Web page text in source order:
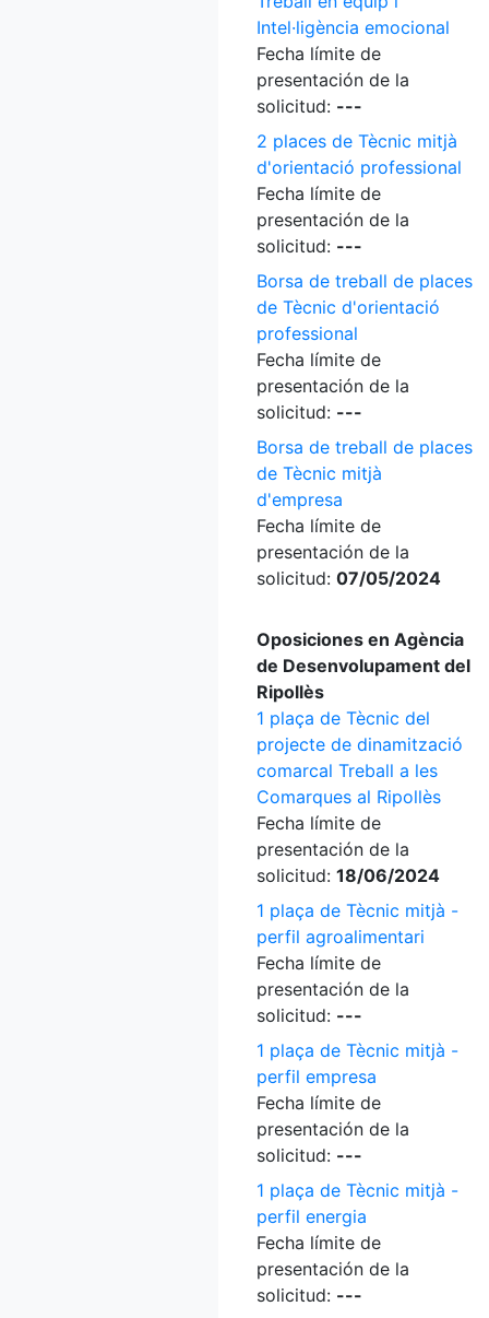
Intel·ligència emocional
Fecha límite de
presentación de la
solicitud: ---
2 places de Tècnic mitjà
d'orientació professional
Fecha límite de
presentación de la
solicitud: ---
Borsa de treball de places
de Tècnic d'orientació
professional
Fecha límite de
presentación de la
solicitud: ---
Borsa de treball de places
de Tècnic mitjà
d'empresa
Fecha límite de
presentación de la
solicitud: 07/05/2024
Oposiciones en Agència
de Desenvolupament del
Ripollès
1 plaça de Tècnic del
projecte de dinamització
comarcal Treball a les
Comarques al Ripollès
Fecha límite de
presentación de la
solicitud: 18/06/2024
1 plaça de Tècnic mitjà -
perfil agroalimentari
Fecha límite de
presentación de la
solicitud: ---
1 plaça de Tècnic mitjà -
perfil empresa
Fecha límite de
presentación de la
solicitud: ---
1 plaça de Tècnic mitjà -
perfil energia
Fecha límite de
presentación de la
solicitud: ---